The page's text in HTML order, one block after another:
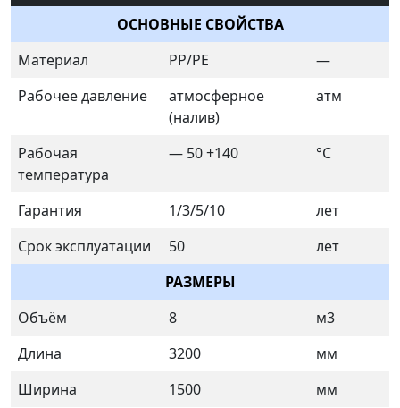
ОСНОВНЫЕ СВОЙСТВА
Материал
PP/PE
—
Рабочее давление
атмосферное
(налив)
атм
Рабочая
температура
— 50 +140 °C
Гарантия 1/3/5/10
лет
Срок эксплуатации
50
лет
РАЗМЕРЫ
Объём
8
м3
Длина
3200
мм
Ширина
1500
мм